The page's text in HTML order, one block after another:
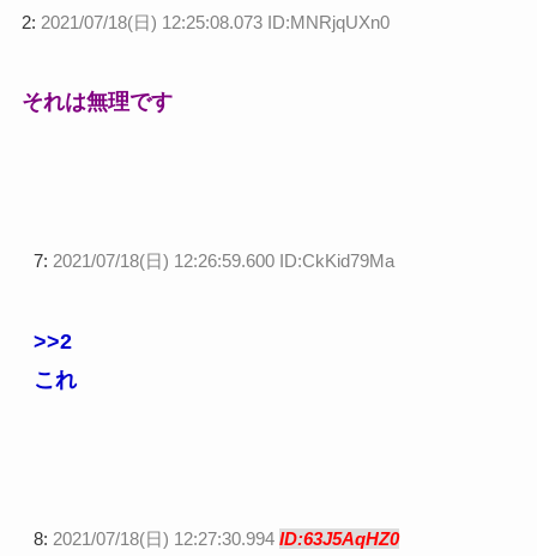
2: 2021/07/18(日) 12:25:08.073 ID:MNRjqUXn0
それは無理です
7: 2021/07/18(日) 12:26:59.600 ID:CkKid79Ma
>>2
これ
8: 2021/07/18(日) 12:27:30.994 ID:63J5AqHZ0